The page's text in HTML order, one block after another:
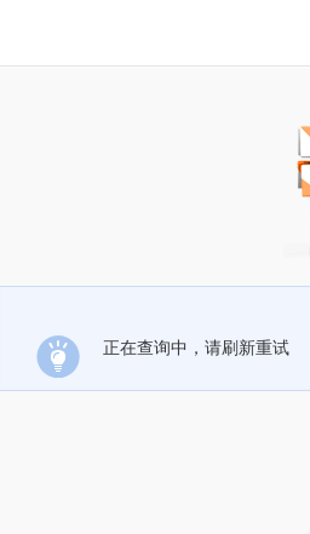
正在查询中，请刷新重试